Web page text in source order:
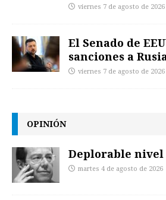
viernes 7 de agosto de 2026
El Senado de
sanciones a
viernes 7 de agosto de 2026
OPINIÓN
Deplorable nivel
martes 4 de agosto de 2026